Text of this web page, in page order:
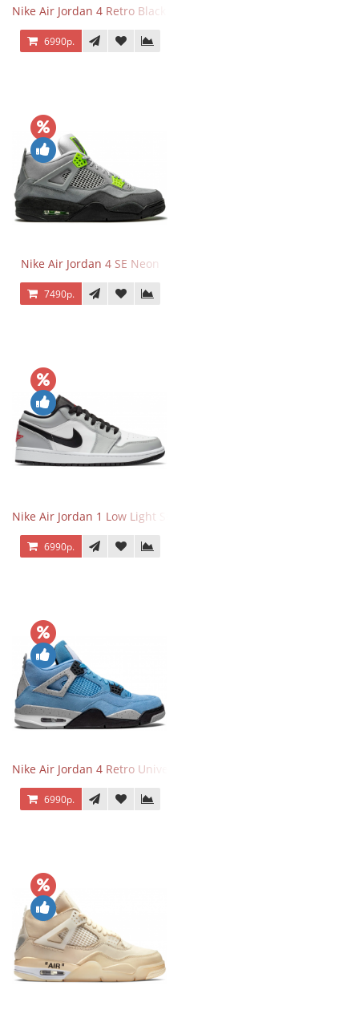
Nike Air Jordan 4 Retro Black Cat
6990р.
Nike Air Jordan 4 SE Neon
7490р.
Nike Air Jordan 1 Low Light Smoke Grey
6990р.
Nike Air Jordan 4 Retro University Blue
6990р.